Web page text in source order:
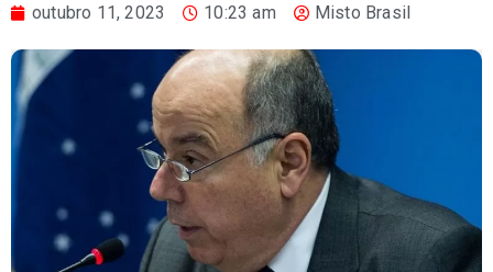
outubro 11, 2023 10:23 am Misto Brasil